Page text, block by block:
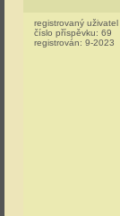
registrovaný uživatel
číslo příspěvku: 69
registrován: 9-2023